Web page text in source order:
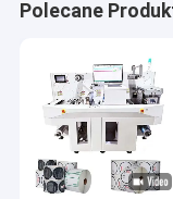
Polecane